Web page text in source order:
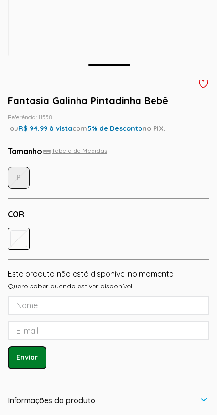
Fantasia Galinha Pintadinha Bebê
Referência: 11558
ouR$ 94.99 à vistacom5% de Descontono PIX.
Tamanho Tabela de Medidas
COR
P
Este produto não está disponível no momento
Quero saber quando estiver disponível
Enviar
Informações do produto